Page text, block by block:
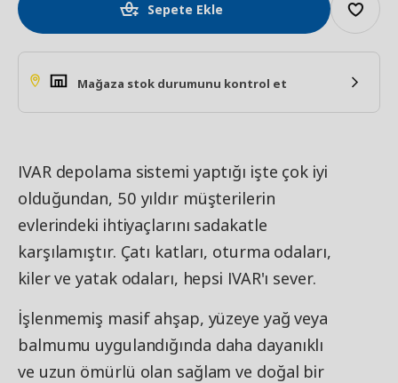
Sepete Ekle
Mağaza stok durumunu kontrol et
IVAR depolama sistemi yaptığı işte çok iyi
olduğundan, 50 yıldır müşterilerin
evlerindeki ihtiyaçlarını sadakatle
karşılamıştır. Çatı katları, oturma odaları,
kiler ve yatak odaları, hepsi IVAR'ı sever.
İşlenmemiş masif ahşap, yüzeye yağ veya
balmumu uygulandığında daha dayanıklı
ve uzun ömürlü olan sağlam ve doğal bir